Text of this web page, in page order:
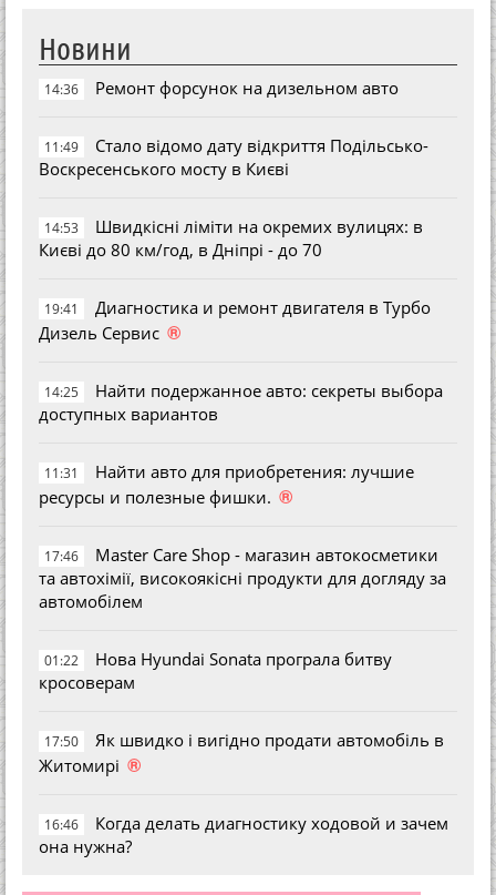
Новини
14:36 Ремонт форсунок на дизельном авто
11:49
Стало відомо дату відкриття Подільсько-
Воскресенського мосту в Києві
14:53
Швидкісні ліміти на окремих вулицях: в
Києві до 80 км/год, в Дніпрі - до 70
19:41
Диагностика и ремонт двигателя в Турбо
Дизель Сервис ®
14:25
Найти подержанное авто: секреты выбора
доступных вариантов
11:31
Найти авто для приобретения: лучшие
ресурсы и полезные фишки. ®
17:46
Master Care Shop - магазин автокосметики
та автохімії, високоякісні продукти для догляду за
автомобілем
01:22
Нова Hyundai Sonata програла битву
кросоверам
17:50
Як швидко і вигідно продати автомобіль в
Житомирі ®
16:46
Когда делать диагностику ходовой и зачем
она нужна?